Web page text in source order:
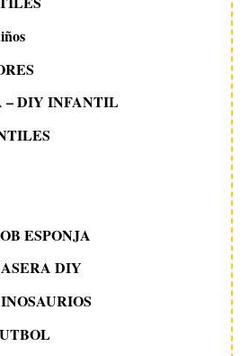
– DIY INFANTIL
ESPONJA
DIY